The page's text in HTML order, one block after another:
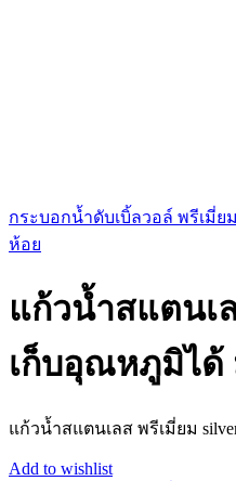
กระบอกน้ำดับเบิ้ลวอล์ พรีเมี่
ห้อย
แก้วน้ำสแตนเ
เก็บอุณหภูมิได้
แก้วน้ำสแตนเลส พรีเมี่ยม
Add to wishlist